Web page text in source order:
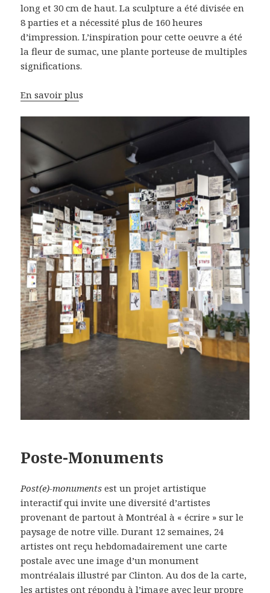
long et 30 cm de haut. La sculpture a été divisée en
8 parties et a nécessité plus de 160 heures
d’impression. L’inspiration pour cette oeuvre a été
la fleur de sumac, une plante porteuse de multiples
significations.
En savoir plus
Poste-Monuments
Post(e)-monuments est un projet artistique
interactif qui invite une diversité d’artistes
provenant de partout à Montréal à « écrire » sur le
paysage de notre ville. Durant 12 semaines, 24
artistes ont reçu hebdomadairement une carte
postale avec une image d’un monument
montréalais illustré par Clinton. Au dos de la carte,
les artistes ont répondu à l’image avec leur propre